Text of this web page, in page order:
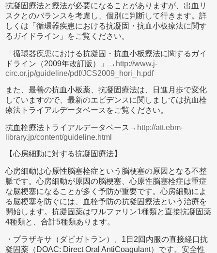
抗凝固療法と療法が必要になることがありますが、出血リ
スクとのバランスを考慮し、個別に判断して行きます。詳
しくは「循環器疾患における抗凝固・抗血小板療法に関す
るガイドライン」をご覧ください。
「循環器疾患における抗凝固・抗血小板療法に関するガイ
ドライン（2009年改訂版）」→ http://www.j-
circ.or.jp/guideline/pdf/JCS2009_hori_h.pdf
また、最善の抗血小板薬、抗凝固療法は、日進月歩で変化
していますので、最新のエビデンスに関しましては抗血栓
療法トライアルデータベースをご覧ください。
抗血栓療法トライアルデータベース→ http://att.ebm-
library.jp/content/guideline.html
【心房細動に対する抗凝固療法】
心房細動は心原性脳塞栓症という脳梗塞の原因となる不整
脈です。心房細動が原因の脳梗塞、心原性脳塞栓症は重症
な脳梗塞になることが多く予防が重要です。心房細動によ
る脳梗塞を防ぐには、血栓予防の抗凝固療法という治療を
開始します。抗凝固薬はワルファリン1種類と直接抗凝固薬
4種類と、合計5種類あります。
・プラザキサ（ダビガトラン）、1日2回内服の直接経口抗
凝固薬（DOAC: Direct Oral AntiCoagulant）です。安全性